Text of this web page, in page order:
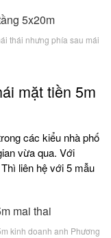
thái nhưng phía sau mái
mặt tiền 5m
các kiểu nhà phố
vừa qua. Với
liên hệ với 5 mẫu
kinh doanh anh Phương